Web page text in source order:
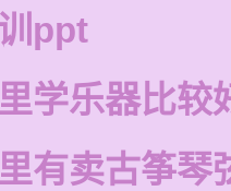
ppt
学乐器比较
有卖古筝琴